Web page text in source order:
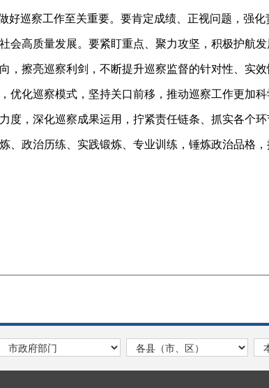
巡察工作至关重要。要肯定成绩、正视问题，强化
会高质量发展。要紧盯重点、聚力攻坚，积极护航
，擦亮巡察利剑，不断提升巡察监督的针对性、实
优化巡察模式，坚持关口前移，推动巡察工作更加
度，深化巡察成果运用，拧紧责任链条、抓实各个
、政治历练、实践锻炼、专业训练，锤炼政治品格